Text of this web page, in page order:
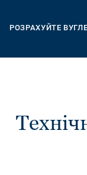
РОЗРАХУЙТЕ